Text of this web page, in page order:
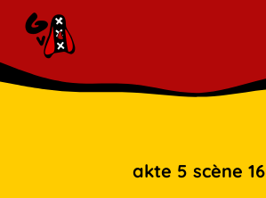
akte 5 scène16